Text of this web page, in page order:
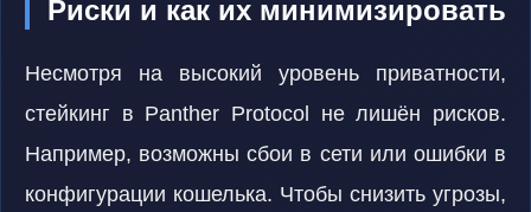
Риски и как их минимизировать
Несмотря на высокий уровень приватности,
стейкинг в Panther Protocol не лишён рисков.
Например, возможны сбои в сети или ошибки в
конфигурации кошелька. Чтобы снизить угрозы,